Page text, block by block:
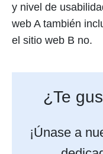
y nivel de
web A también
el sitio web B no.
¿Te
¡Únase a